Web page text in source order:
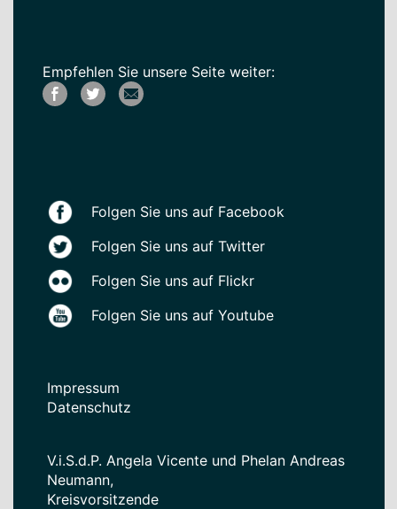
Empfehlen Sie unsere Seite weiter:
Folgen Sie uns auf Facebook
Folgen Sie uns auf Twitter
Folgen Sie uns auf Flickr
Folgen Sie uns auf Youtube
Impressum
Datenschutz
V.i.S.d.P. Angela Vicente und Phelan Andreas
Neumann,
Kreisvorsitzende